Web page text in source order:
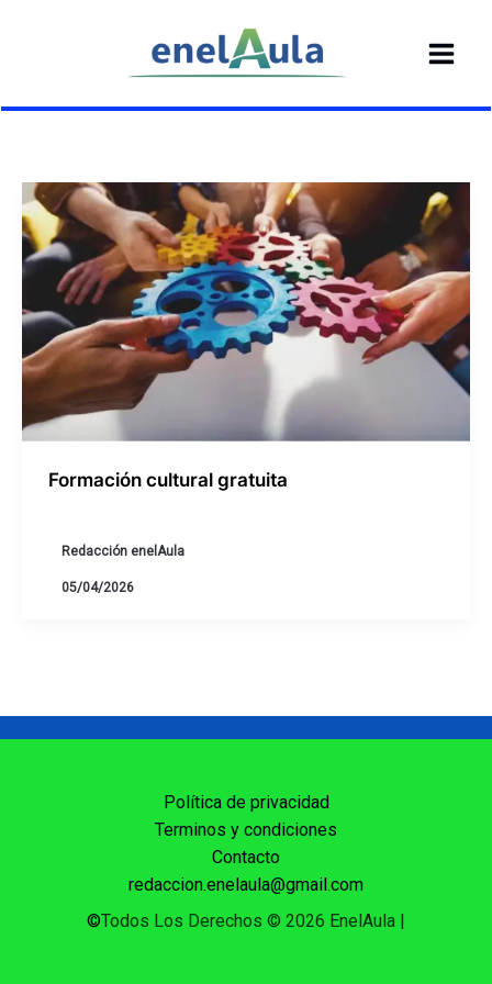
Formación cultural gratuita
Redacción enelAula
05/04/2026
Política de privacidad
Terminos y condiciones
Contacto
redaccion.enelaula@gmail.com
©Todos Los Derechos © 2026 EnelAula |